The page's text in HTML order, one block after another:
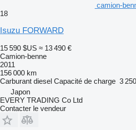
camion-
18
Isuzu FORWARD
15 590 $US ≈ 13 490 €
Camion-benne
2011
156 000 km
Carburant diesel Capacité de charge 3
Japon
EVERY TRADING Co Ltd
Contacter le vendeur